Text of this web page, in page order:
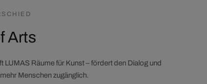
Arts
Räume für Kunst – fördert den Dialog und
Menschen zugänglich.